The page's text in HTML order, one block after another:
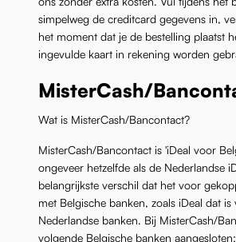
simpelweg de creditcard gegevens in,
het moment dat je de bestelling plaatst
ingevulde kaart in rekening worden
MisterCash/
Wat is MisterCash/Bancontact?
MisterCash/Bancontact is 'iDeal voor
ongeveer hetzelfde als de Nederlandse
belangrijkste verschil dat het voor
met Belgische banken, zoals iDeal dat is
Nederlandse banken. Bij MisterCash/
volgende Belgische banken aangesloten: